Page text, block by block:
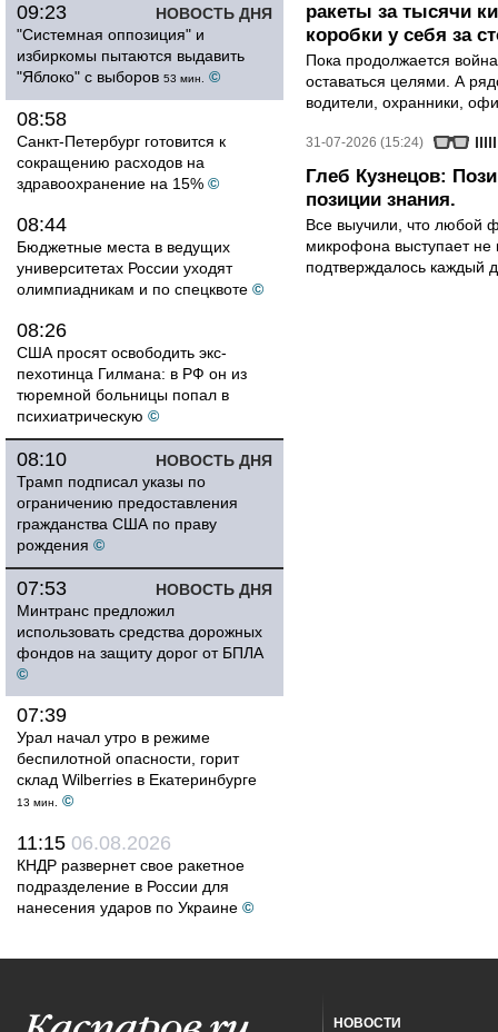
НОВОСТЬ ДНЯ
09:23
"Системная оппозиция" и
избиркомы пытаются выдавить
"Яблоко" с выборов 53 мин. ©
08:58
Санкт-Петербург готовится к
сокращению расходов на
здравоохранение на 15% ©
08:44
Бюджетные места в ведущих
университетах России уходят
олимпиадникам и по спецквоте ©
08:26
США просят освободить экс-
пехотинца Гилмана: в РФ он из
тюремной больницы попал в
психиатрическую ©
НОВОСТЬ ДНЯ
08:10
Трамп подписал указы по
ограничению предоставления
гражданства США по праву
рождения ©
НОВОСТЬ ДНЯ
07:53
Минтранс предложил
использовать средства дорожных
фондов на защиту дорог от БПЛА
©
07:39
Урал начал утро в режиме
беспилотной опасности, горит
склад Wilberries в Екатеринбурге
13 мин. ©
11:15 06.08.2026
КНДР развернет свое ракетное
подразделение в России для
нанесения ударов по Украине ©
ракеты за тысячи
коробки у себя за
Пока продолжается
оставаться целями. А
водители, охранники,
31-07-2026 (15:24)
Глеб Кузнецов:
позиции знания.
Все выучили, что любой
микрофона выступает не
подтверждалось каждый
НОВОСТИ